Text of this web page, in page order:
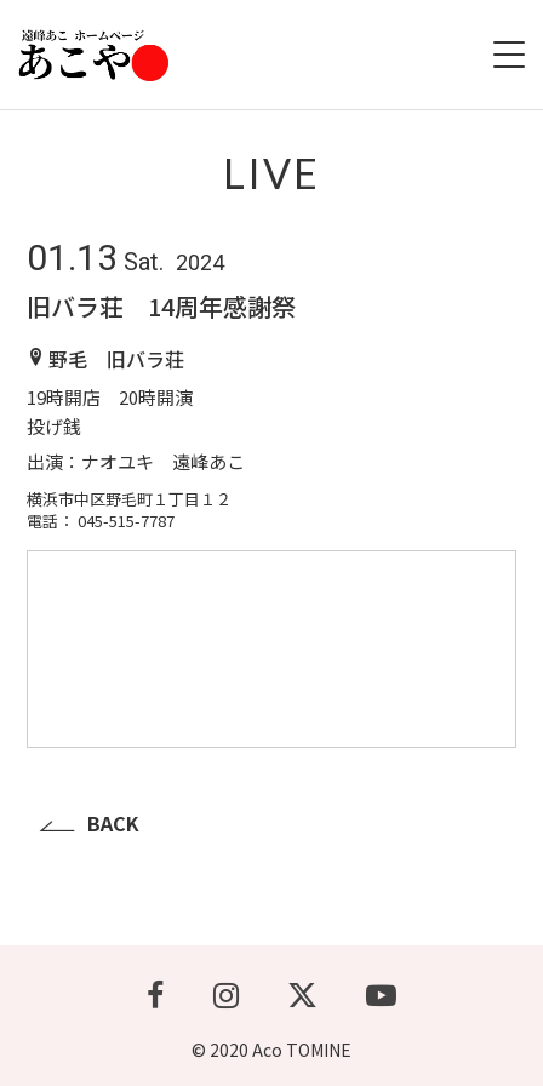
LIVE
01.13 Sat. 2024
旧バラ荘 14周年感謝祭
野毛 旧バラ荘
19時開店 20時開演
投げ銭
出演：ナオユキ 遠峰あこ
横浜市中区野毛町１丁目１２
電話： 045-515-7787
BACK
© 2020 Aco TOMINE